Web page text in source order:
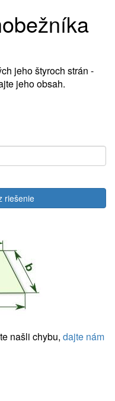
jeho štyroch strán -
jeho obsah.
riešenie
našli chybu, dajte nám